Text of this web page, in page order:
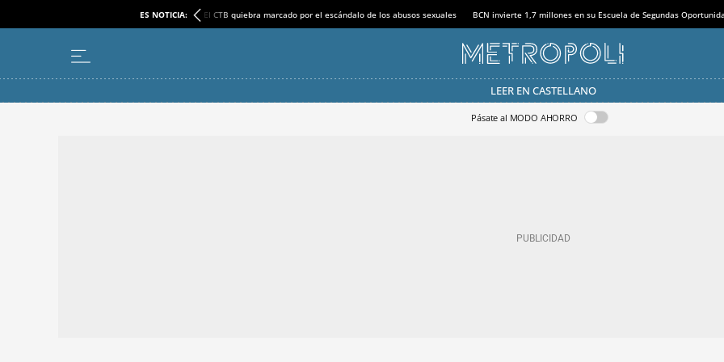
ES NOTICIA: El CTB quiebra marcado por el escándalo de los abusos sexuales BCN invierte 1,7 millones en su Escuela de Segundas
LEER EN CASTELLANO
Pásate al MODO AHORRO